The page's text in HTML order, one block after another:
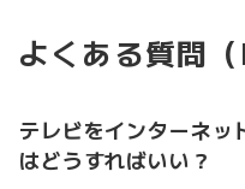
よくある質問（
テレビをインターネッ
はどうすればいい？